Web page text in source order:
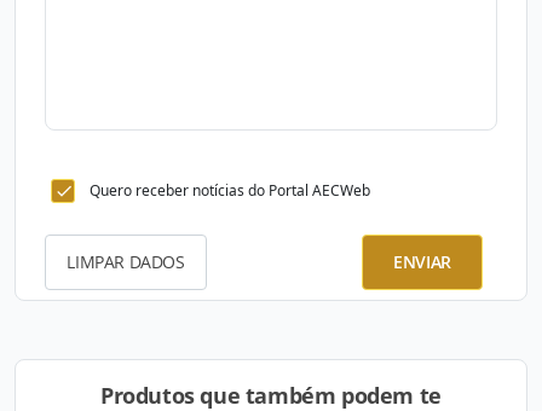
Quero receber notícias do Portal AECWeb
LIMPAR DADOS ENVIAR
Produtos que também podem te